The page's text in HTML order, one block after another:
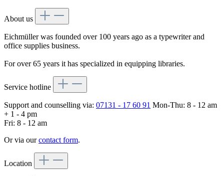
About us
Eichmüller was founded over 100 years ago as a typewriter and
office supplies business.
For over 65 years it has specialized in equipping libraries.
Service hotline
Support and counselling via: 07131 - 17 60 91 Mon-Thu: 8 - 12 am
+ 1 - 4 pm
Fri: 8 - 12 am
Or via ourcontact form.
Location